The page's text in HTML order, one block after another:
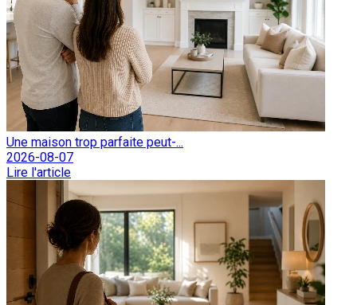
Une maison trop parfaite peut-...
2026-08-07
Lire l'article